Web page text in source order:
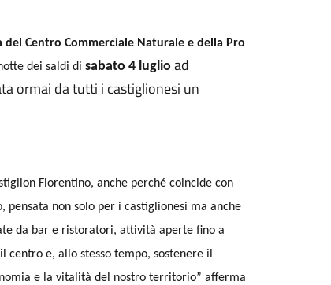
del Centro Commerciale Naturale e della Pro
dei saldi di sabato 4 luglioad
ormai da tutti i castiglionesi un
Fiorentino, anche perché coincide con
pensata non solo per i castiglionesi ma anche
da bar e ristoratori, attività aperte fino a
centro e, allo stesso tempo, sostenere il
e la vitalità del nostro territorio” afferma